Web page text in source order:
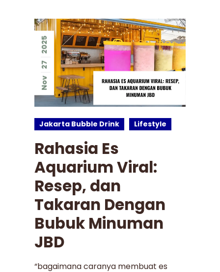
Nov
27
2025
Jakarta Bubble Drink Lifestyle
Rahasia Es
Aquarium Viral:
Resep, dan
Takaran Dengan
Bubuk Minuman
JBD
“bagaimana caranya membuat es